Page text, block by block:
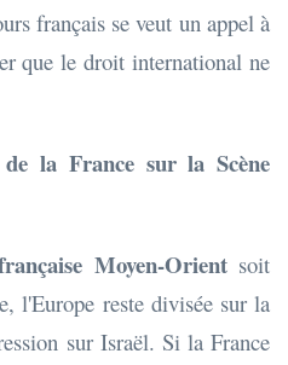
français se veut un appel à
que le droit international ne
la France sur la Scène
Moyen-Orientsoit
l'Europe reste divisée sur la
sur Israël. Si la France